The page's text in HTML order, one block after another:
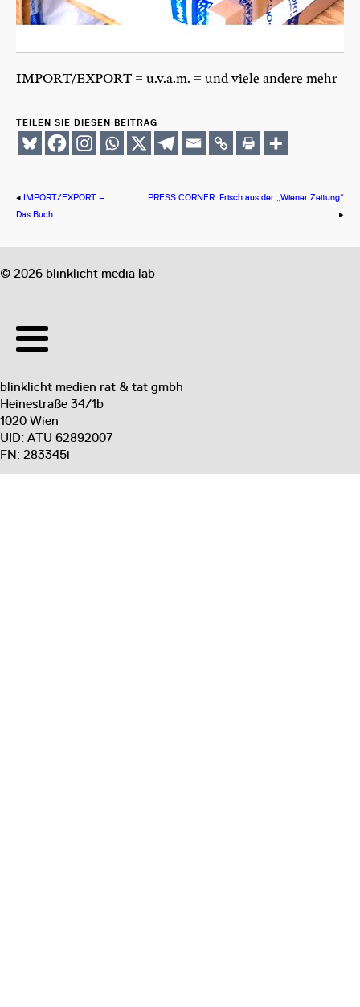
IMPORT/EXPORT = u.v.a.m. = und vie­le ande­re mehr
TEILEN SIE DIESEN BEITRAG
◂ IMPORT/EXPORT –
Das Buch
PRESS CORNER: Frisch aus der „Wiener Zeitung“
▸
© 2026 blinklicht media lab
blinklicht medien rat & tat gmbh
Heinestraße 34/1b
1020 Wien
UID: ATU 62892007
FN: 283345i